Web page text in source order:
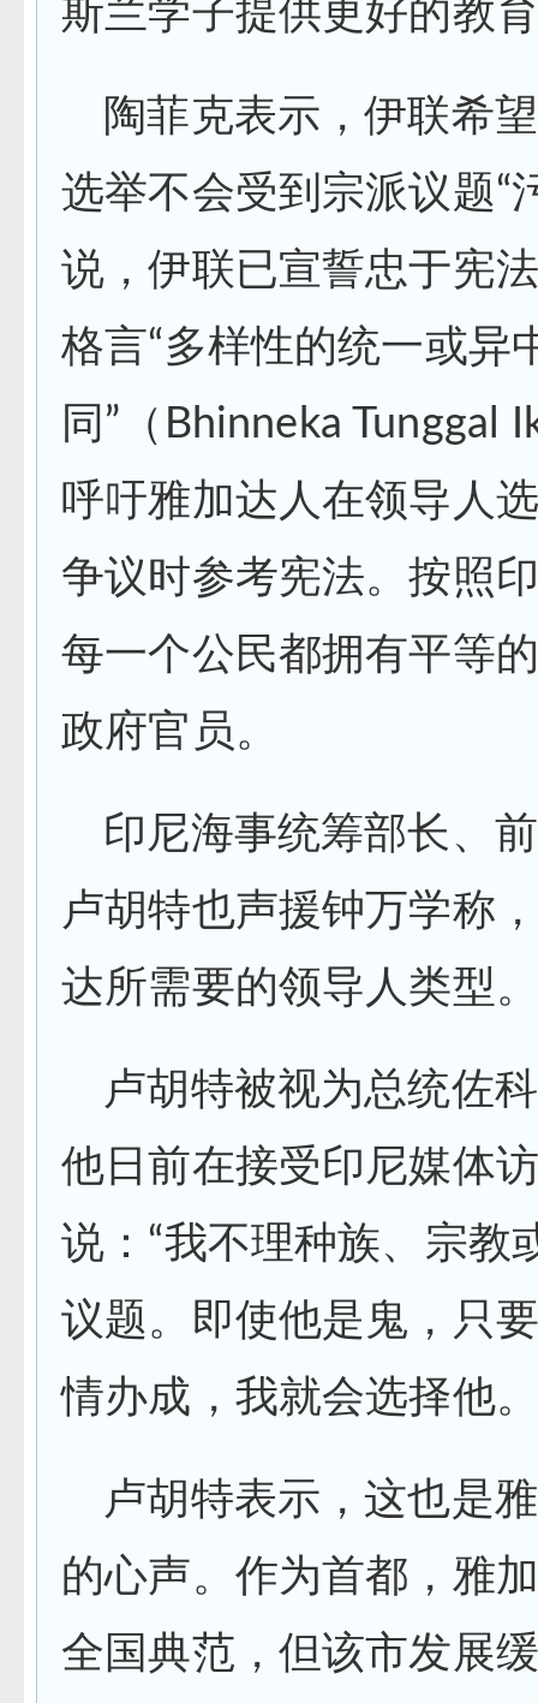
斯兰学子提供更好的教
陶菲克表示，伊联希
选举不会受到宗派议题“
说，伊联已宣誓忠于宪
格言“多样性的统一或异
同”（Bhinneka Tunggal
呼吁雅加达人在领导人
争议时参考宪法。按照
每一个公民都拥有平等
政府官员。
印尼海事统筹部长、
卢胡特也声援钟万学称
达所需要的领导人类型。
卢胡特被视为总统佐
他日前在接受印尼媒体
说：“我不理种族、宗教
议题。即使他是鬼，只
情办成，我就会选择他
卢胡特表示，这也是
的心声。作为首都，雅
全国典范，但该市发展